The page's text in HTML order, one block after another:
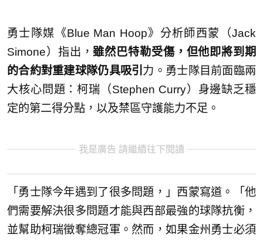
勇士隊媒《Blue Man Hoop》分析師西蒙（Jack
Simone）指出，雖然巴特勒受傷，但他即將到期
的合約對重建球隊仍具吸引 力。勇士隊目前面臨兩
大核心問題：柯瑞（Stephen Curry）身邊缺乏穩
定的第二得分點，以及禁區守護能力不足。
我是廣告 請繼續往下閱讀
「勇士隊今年遇到了很多問題，」西蒙寫道。「他
們需要解決很多問題才能與西部最強的球隊抗衡，
並幫助柯瑞徵奪總冠軍。然而，如果金州勇士必須